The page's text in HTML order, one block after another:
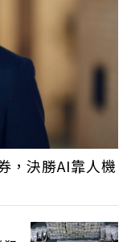
，決勝AI靠人機